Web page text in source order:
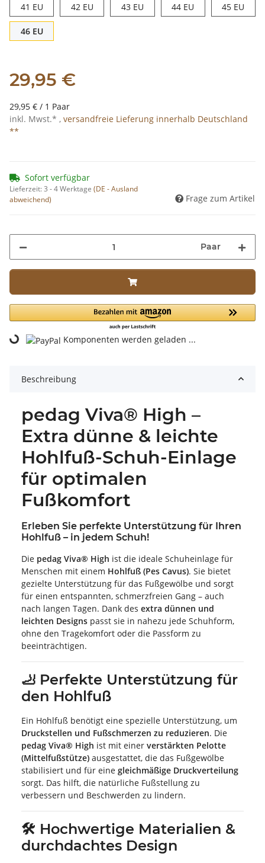
41 EU41 EU 42 EU42 EU 43 EU43 EU 44 EU 45 EU
46 EU46 EU
29,95 €
29,95 € / 1 Paar
inkl. Mwst.* , versandfreie Lieferung innerhalb Deutschland
**
Sofort verfügbar
Lieferzeit:3 - 4 Werktage (DE - Ausland
abweichend)
Frage zum Artikel
Paar
Komponenten werden geladen ...
Beschreibung
pedag Viva® High –
Extra dünne & leichte
Hohlfuß-Schuh-Einlage
für optimalen
Fußkomfort
Erleben Sie perfekte Unterstützung für Ihren
Hohlfuß – in jedem Schuh!
Die pedag Viva® High ist die ideale Schuheinlage für
Menschen mit einem Hohlfuß (Pes Cavus). Sie bietet
gezielte Unterstützung für das Fußgewölbe und sorgt
für einen entspannten, schmerzfreien Gang – auch
nach langen Tagen. Dank des extra dünnen und
leichten Designs passt sie in nahezu jede Schuhform,
ohne den Tragekomfort oder die Passform zu
beeinträchtigen.
🦶 Perfekte Unterstützung für
den Hohlfuß
Ein Hohlfuß benötigt eine spezielle Unterstützung, um
Druckstellen und Fußschmerzen zu reduzieren. Die
pedag Viva® High ist mit einer verstärkten Pelotte
(Mittelfußstütze) ausgestattet, die das Fußgewölbe
stabilisiert und für eine gleichmäßige Druckverteilung
sorgt. Das hilft, die natürliche Fußstellung zu
verbessern und Beschwerden zu lindern.
🛠 Hochwertige Materialien &
durchdachtes Design